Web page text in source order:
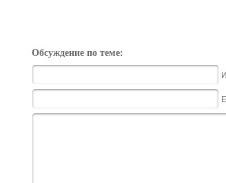
Обсуждение по теме: